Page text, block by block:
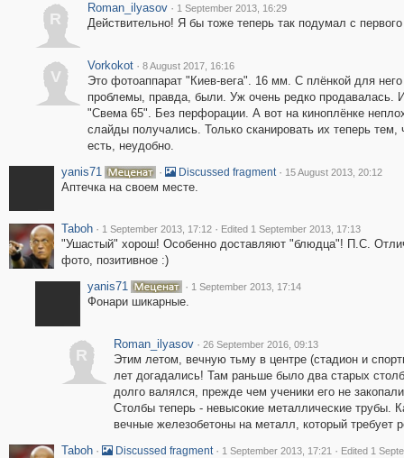
R
Roman_ilyasov · 1 September 2013, 16:29
Действительно! Я бы тоже теперь так подумал с первого
V
Vorkokot · 8 August 2017, 16:16
Это фотоаппарат "Киев-вега". 16 мм. С плёнкой для него
проблемы, правда, были. Уж очень редко продавалась.
"Свема 65". Без перфорации. А вот на киноплёнке
слайды получались. Только сканировать их теперь тем,
есть, неудобно.
yanis71
· Discussed fragment · 15 August 2013, 20:12
Аптечка на своем месте.
Taboh · 1 September 2013, 17:12 · Edited 1 September 2013, 17:13
"Ушастый" хорош! Особенно доставляют "блюдца"! П.С.
фото, позитивное :)
yanis71
· 1 September 2013, 17:14
Фонари шикарные.
R
Roman_ilyasov · 26 September 2016, 09:13
Этим летом, вечную тьму в центре (стадион и
лет догадались! Там раньше было два старых
долго валялся, прежде чем ученики его не
Столбы теперь - невысокие металлические трубы.
вечные железобетоны на металл, который требует
Taboh · Discussed fragment · 1 September 2013, 17:21 · Edited 1